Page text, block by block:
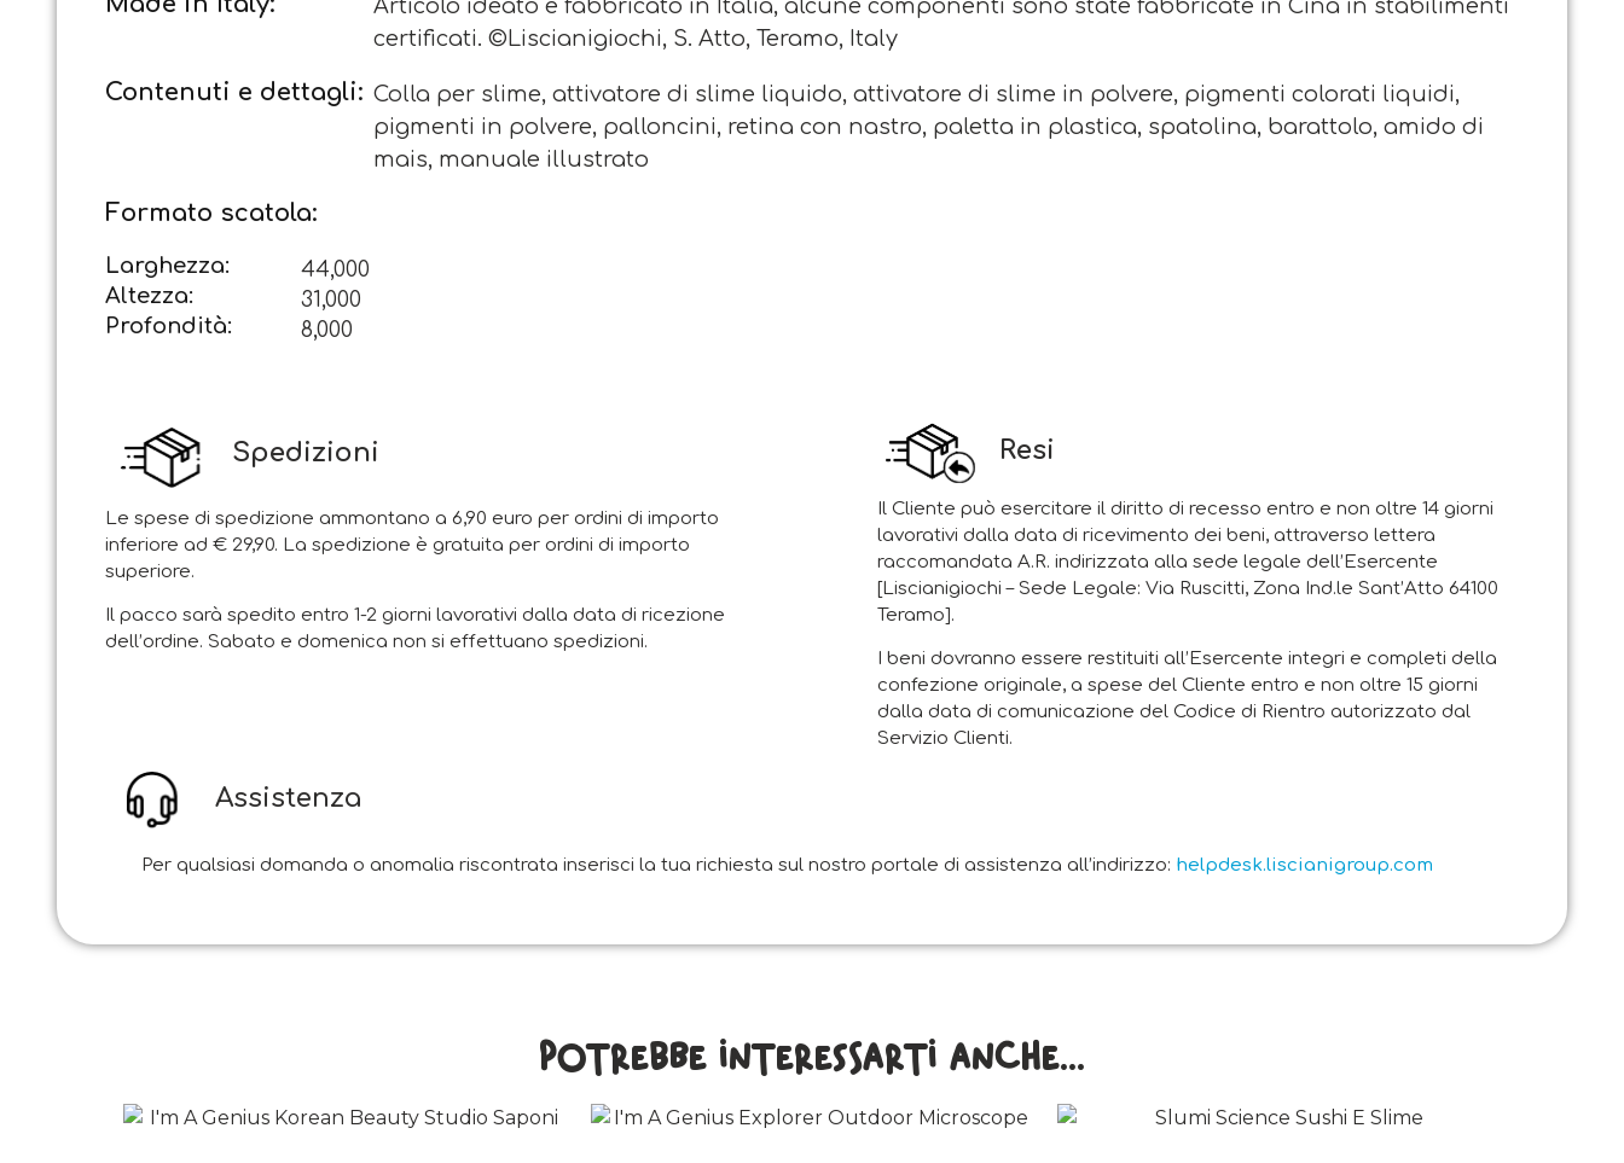
Articolo ideato e fabbricato in Italia, alcune componenti sono state fabbricate in Cina in stabilimenti
certificati. ©Liscianigiochi, S. Atto, Teramo, Italy
Contenuti e dettagli: Colla per slime, attivatore di slime liquido, attivatore di slime in polvere, pigmenti colorati liquidi,
pigmenti in polvere, palloncini, retina con nastro, paletta in plastica, spatolina, barattolo, amido di
mais, manuale illustrato
Formato scatola:
Larghezza:
44,000
Altezza:
31,000
Profondità:
8,000
Spedizioni
Le spese di spedizione ammontano a 6,90 euro per ordini di importo
inferiore ad € 29,90. La spedizione è gratuita per ordini di importo
superiore.
Il pacco sarà spedito entro 1-2 giorni lavorativi dalla data di ricezione
dell’ordine. Sabato e domenica non si effettuano spedizioni.
Resi
Il Cliente può esercitare il diritto di recesso entro e non oltre 14 giorni
lavorativi dalla data di ricevimento dei beni, attraverso lettera
raccomandata A.R. indirizzata alla sede legale dell’Esercente
[Liscianigiochi – Sede Legale: Via Ruscitti, Zona Ind.le Sant’Atto 64100
Teramo].
I beni dovranno essere restituiti all’Esercente integri e completi della
confezione originale, a spese del Cliente entro e non oltre 15 giorni
dalla data di comunicazione del Codice di Rientro autorizzato dal
Servizio Clienti.
Assistenza
Per qualsiasi domanda o anomalia riscontrata inserisci la tua richiesta sul nostro portale di assistenza all’indirizzo: helpdesk.liscianigroup.com
Potrebbe interessarti anche...